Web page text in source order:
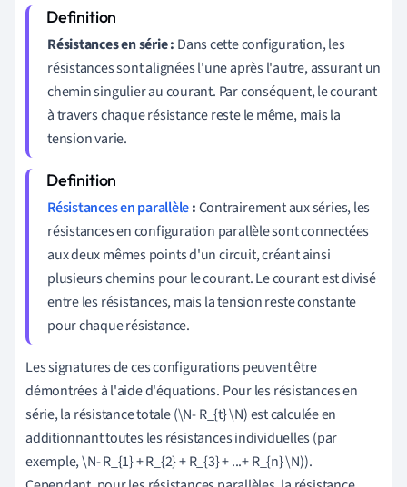
Résistances en série : Dans cette configuration, les
résistances sont alignées l'une après l'autre, assurant un
chemin singulier au courant. Par conséquent, le courant
à travers chaque résistance reste le même, mais la
tension varie.
Résistances en parallèle:Contrairement aux séries, les
résistances en configuration parallèle sont connectées
aux deux mêmes points d'un circuit, créant ainsi
plusieurs chemins pour le courant. Le courant est divisé
entre les résistances, mais la tension reste constante
pour chaque résistance.
Les signatures de ces configurations peuvent être
démontrées à l'aide d'équations. Pour les résistances en
série, la résistance totale (\N- R_{t} \N) est calculée en
additionnant toutes les résistances individuelles (par
exemple, \N- R_{1} + R_{2} + R_{3} + ...+ R_{n} \N)).